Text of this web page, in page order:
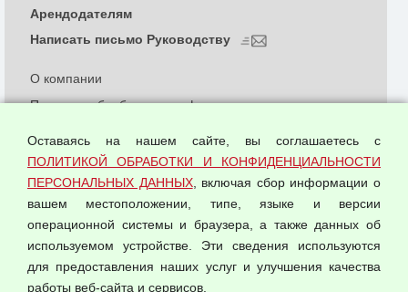
© 2026 ООО "Феникс"
О компании
Политика обработки и конфиденциальности
Согласием на обработку персональных данных
Оферта оптовой купли-продажи
Публичная оферта
Арендодателям
Написать письмо Руководству
Оставаясь на нашем сайте, вы соглашаетесь с
ПОЛИТИКОЙ ОБРАБОТКИ И КОНФИДЕНЦИАЛЬНОСТИ
ПЕРСОНАЛЬНЫХ ДАННЫХ, включая сбор информации о
вашем местоположении, типе, языке и версии
операционной системы и браузера, а также данных об
используемом устройстве. Эти сведения используются
для предоставления наших услуг и улучшения качества
работы веб-сайта и сервисов.